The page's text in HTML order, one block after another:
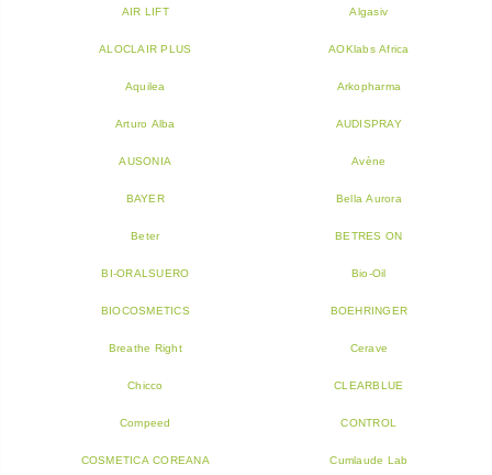
AIR LIFT Algasiv
ALOCLAIR PLUS AOKlabs Africa
Aquilea Arkopharma
Arturo Alba AUDISPRAY
AUSONIA Avène
BAYER Bella Aurora
Beter BETRES ON
BI-ORALSUERO Bio-Oil
BIOCOSMETICS BOEHRINGER
Breathe Right Cerave
Chicco CLEARBLUE
Compeed CONTROL
COSMETICA COREANA Cumlaude Lab